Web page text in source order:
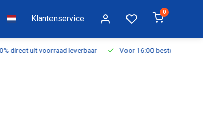
Klantenservice
0
Voor 16:00 besteld, vandaag verzonden Gratis